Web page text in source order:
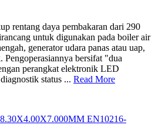
rentang daya pembakaran dari 290
untuk digunakan pada boiler air
generator udara panas atau uap,
bersifat "dua
perangkat elektronik LED
status ... Read More
EN10216-